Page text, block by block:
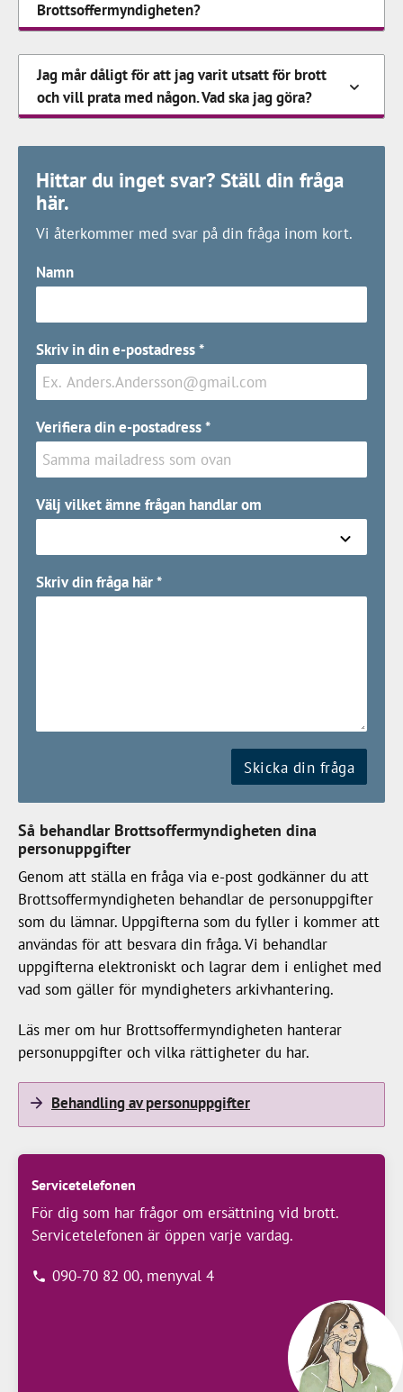
Brottsoffermyndigheten?
Jag mår dåligt för att jag varit utsatt för brott
och vill prata med någon. Vad ska jag göra?
Hittar du inget svar? Ställ din fråga
här.
Vi återkommer med svar på din fråga inom kort.
Namn
Skriv in din e-postadress*
Verifiera din e-postadress*
Välj vilket ämne frågan handlar om
Skriv din fråga här*
Så behandlar Brottsoffermyndigheten dina
personuppgifter
Genom att ställa en fråga via e-post godkänner du att
Brottsoffermyndigheten behandlar de personuppgifter
som du lämnar. Uppgifterna som du fyller i kommer att
användas för att besvara din fråga. Vi behandlar
uppgifterna elektroniskt och lagrar dem i enlighet med
vad som gäller för myndigheters arkivhantering.
Läs mer om hur Brottsoffermyndigheten hanterar
personuppgifter och vilka rättigheter du har.
Behandling av personuppgifter
Servicetelefonen
För dig som har frågor om ersättning vid brott.
Servicetelefonen är öppen varje vardag.
090-70 82 00, menyval 4